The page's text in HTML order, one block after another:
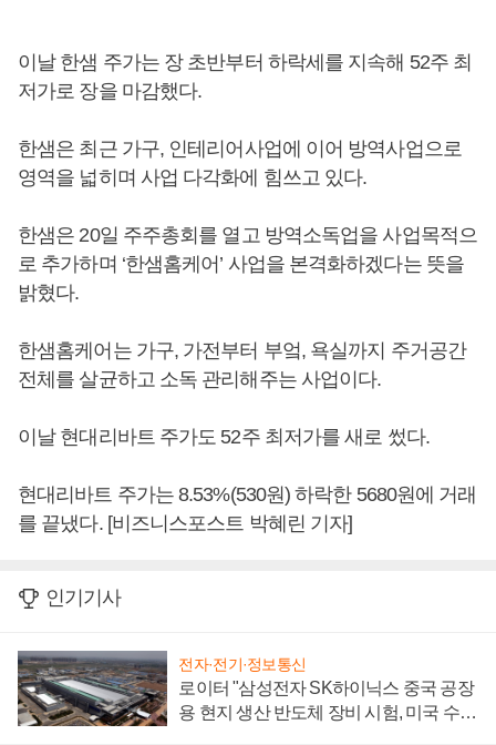
이날 한샘 주가는 장 초반부터 하락세를 지속해 52주 최
저가로 장을 마감했다.
한샘은 최근 가구, 인테리어사업에 이어 방역사업으로
영역을 넓히며 사업 다각화에 힘쓰고 있다.
한샘은 20일 주주총회를 열고 방역소독업을 사업목적으
로 추가하며 ‘한샘홈케어’ 사업을 본격화하겠다는 뜻을
밝혔다.
한샘홈케어는 가구, 가전부터 부엌, 욕실까지 주거공간
전체를 살균하고 소독 관리해주는 사업이다.
이날 현대리바트 주가도 52주 최저가를 새로 썼다.
현대리바트 주가는 8.53%(530원) 하락한 5680원에 거래
를 끝냈다. [비즈니스포스트 박혜린 기자]
인기기사
전자·전기·정보통신
로이터 "삼성전자 SK하이닉스 중국 공장
용 현지 생산 반도체 장비 시험, 미국 수출